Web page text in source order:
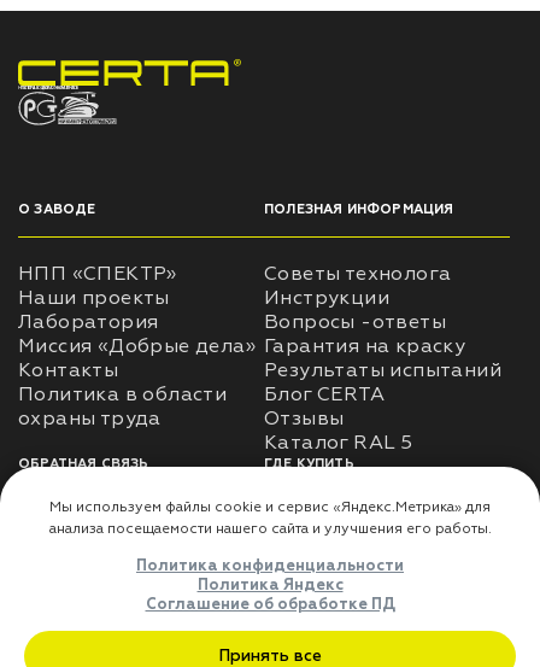
НПП «СПЕКТР» ЗАВОД ЛАКОКРАСОЧНЫХ МАТЕРИАЛОВ
О ЗАВОДЕ
НПП «СПЕКТР»
Наши проекты
Лаборатория
Миссия «Добрые дела»
Контакты
Политика в области
ПОЛЕЗНАЯ ИНФОРМАЦИЯ
Советы технолога
Инструкции
Вопросы -ответы
Гарантия на краску
Результаты испытаний
Блог CERTA
Отзывы
Каталог RAL 5
ОБРАТНАЯ СВЯЗЬ
Использование
использования личных
Оферта
ГДЕ КУПИТЬ
Доставка
Где купить
ДЛЯ ПАРТНЁРОВ